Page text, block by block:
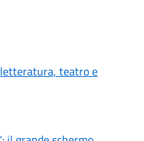
letteratura, teatro e